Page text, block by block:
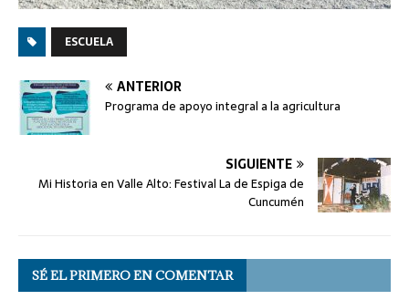
ESCUELA
ANTERIOR
Programa de apoyo integral a la agricultura
SIGUIENTE
Mi Historia en Valle Alto: Festival La de Espiga de
Cuncumén
SÉ EL PRIMERO EN COMENTAR